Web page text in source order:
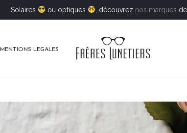
Solaires ou optiques , découvrez nos marques
MENTIONS LEGALES